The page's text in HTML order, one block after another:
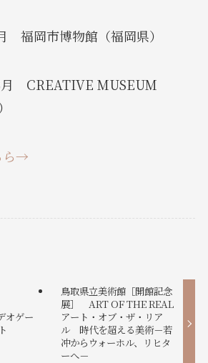
福岡市博物館（福岡県）
月 CREATIVE MUSEUM
→
オゲー
鳥取県立美術館［開館記念
展］ ART OF THE REAL
アート・オブ・ザ・リア
ル 時代を超える美術－若
冲からウォーホル、リヒタ
ーへ－